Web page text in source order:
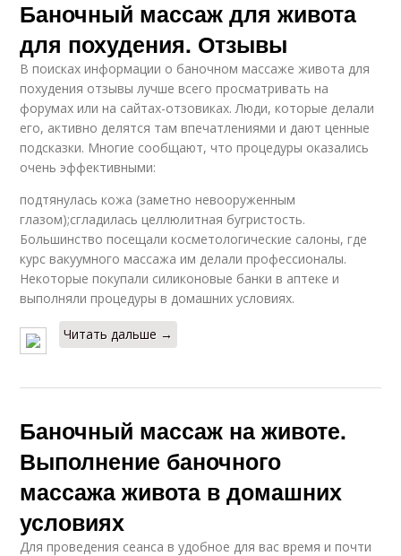
Баночный массаж для живота
для похудения. Отзывы
В поисках информации о баночном массаже живота для
похудения отзывы лучше всего просматривать на
форумах или на сайтах-отзовиках. Люди, которые делали
его, активно делятся там впечатлениями и дают ценные
подсказки. Многие сообщают, что процедуры оказались
очень эффективными:
подтянулась кожа (заметно невооруженным
глазом);сгладилась целлюлитная бугристость.
Большинство посещали косметологические салоны, где
курс вакуумного массажа им делали профессионалы.
Некоторые покупали силиконовые банки в аптеке и
выполняли процедуры в домашних условиях.
Читать дальше →
Баночный массаж на животе.
Выполнение баночного
массажа живота в домашних
условиях
Для проведения сеанса в удобное для вас время и почти